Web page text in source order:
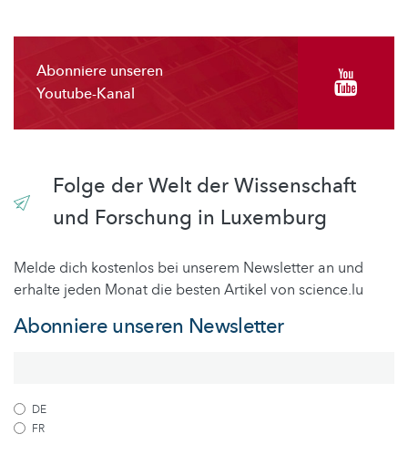
Abonniere unseren
Youtube-Kanal
Folge der Welt der Wissenschaft
und Forschung in Luxemburg
Melde dich kostenlos bei unserem Newsletter an und
erhalte jeden Monat die besten Artikel von science.lu
Abonniere unseren Newsletter
DE
FR